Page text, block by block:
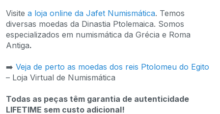
Visite a loja online da Jafet Numismática. Temos
diversas moedas da Dinastia Ptolemaica. Somos
especializados em numismática da Grécia e Roma
Antiga.
➡️ Veja de perto as moedas dos reis Ptolomeu do Egito
– Loja Virtual de Numismática
Todas as peças têm garantia de autenticidade
LIFETIME sem custo adicional!